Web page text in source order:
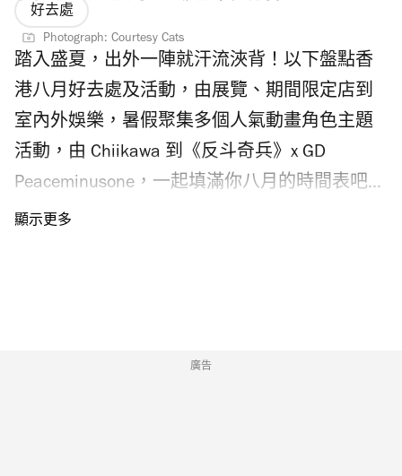
熱，在過去30年立秋當中，有27日氣溫超過30
度，過去10立秋，有八日最高氣溫更高達33
度！廣東沿岸今明兩日風勢微弱，天色大致良
好，天氣持續酷熱，大家要記得留意「秋老
虎」，立秋後氣溫短暫回升的炎熱天氣。 二十
四節氣立秋習俗是什麼？立秋吃什麼最好？ 按
好去處
Photograph: Courtesy Cats
踏入盛夏，出外一陣就汗流浹背！以下盤點香
港八月好去處及活動，由展覽、期間限定店到
室內外娛樂，暑假聚集多個人氣動畫角色主題
活動，由 Chiikawa 到《反斗奇兵》x GD
Peaceminusone，一起填滿你八月的時間表吧。
今年八月是七夕情人節，不妨看看七夕情人節
廣告